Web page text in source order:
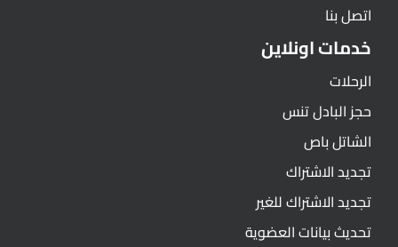
اتصل بنا
خدمات اونلاين
الرحلات
حجز البادل تنس
الشاتل باص
تجديد الاشتراك
تجديد الاشتراك للغير
تحديث بيانات العضوية